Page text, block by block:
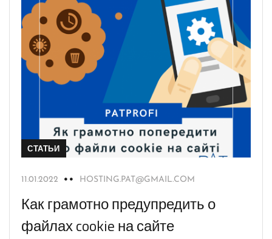
СТАТЬИ
11.01.2022 HOSTING.PAT@GMAIL.COM
Как грамотно предупредить о
файлах cookie на сайте